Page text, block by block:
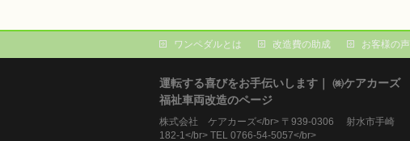
ワンペダルとは 改造費の助成 お客様の声
運転する喜びをお手伝いします｜ ㈱ケアカーズ
福祉車両改造のページ
株式会社 ケアカーズ</br> 〒939-0306 射水市手崎
182-1</br> TEL 0766-54-5057</br>